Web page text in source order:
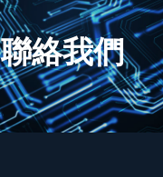
聯絡我們